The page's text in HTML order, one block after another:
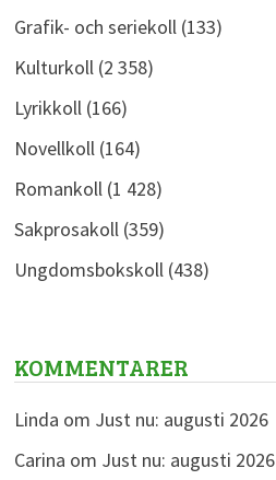
Grafik- och seriekoll(133)
Kulturkoll(2 358)
Lyrikkoll(166)
Novellkoll(164)
Romankoll(1 428)
Sakprosakoll(359)
Ungdomsbokskoll(438)
KOMMENTARER
Linda om Just nu: augusti 2026
Carina om Just nu: augusti 2026